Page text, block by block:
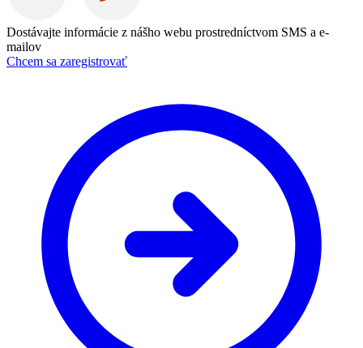
Dostávajte informácie z nášho webu prostredníctvom SMS a e-
mailov
Chcem sa zaregistrovať